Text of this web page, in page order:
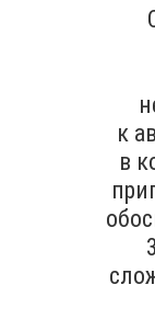
к
в